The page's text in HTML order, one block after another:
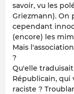
savoir, vu les
Griezmann).
cependant
(encore) les
Mais
?
Qu'elle
Républicain,
raciste ?